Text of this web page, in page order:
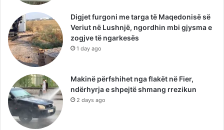
Digjet furgoni me targa të Maqedonisë së
Veriut në Lushnjë, ngordhin mbi gjysma e
zogjve të ngarkesës
1 day ago
Makinë përfshihet nga flakët në Fier,
ndërhyrja e shpejtë shmang rrezikun
2 days ago